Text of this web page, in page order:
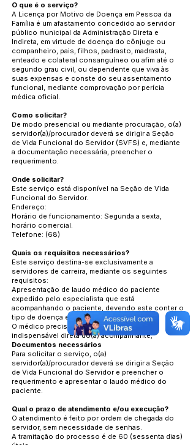
O que é o serviço?
A Licença por Motivo de Doença em Pessoa da
Família é um afastamento concedido ao servidor
público municipal da Administração Direta e
Indireta, em virtude de doença do cônjuge ou
companheiro, pais, filhos, padrasto, madrasta,
enteado e colateral consanguíneo ou afim até o
segundo grau civil, ou dependente que viva às
suas expensas e conste do seu assentamento
funcional, mediante comprovação por perícia
médica oficial.
Como solicitar?
De modo presencial ou mediante procuração, o(a)
servidor(a)/procurador deverá se dirigir a Seção
de Vida Funcional do Servidor (SVFS) e, mediante
a documentação necessária, preencher o
requerimento.
Onde solicitar?
Este serviço está disponível na Seção de Vida
Funcional do Servidor.
Endereço:
Horário de funcionamento: Segunda a sexta,
horário comercial.
Telefone: (68)
Quais os requisitos necessários?
Este serviço destina-se exclusivamente a
servidores de carreira, mediante os seguintes
requisitos:
Apresentação de laudo médico do paciente
expedido pelo especialista que está
acompanhando o paciente, devendo este conter o
tipo de doença e o CID;
O médico precisa relatar a assistência
indispensável direta do(a) acompanhante;
Documentos necessários
Para solicitar o serviço, o(a)
servidor(a)/procurador deverá se dirigir a Seção
de Vida Funcional do Servidor e preencher o
requerimento e apresentar o laudo médico do
paciente.
Qual o prazo de atendimento e/ou execução?
O atendimento é feito por ordem de chegada do
servidor, sem necessidade de senhas.
A tramitação do processo é de 60 (sessenta dias)